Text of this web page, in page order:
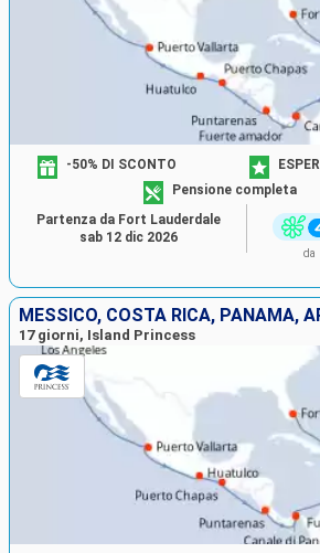
-50% DI SCONTO
Pensione completa
da
Partenza da Fort Lauderdale
sab 12 dic 2026
MESSICO, COSTA RICA, PANAMA,
17 giorni, Island Princess